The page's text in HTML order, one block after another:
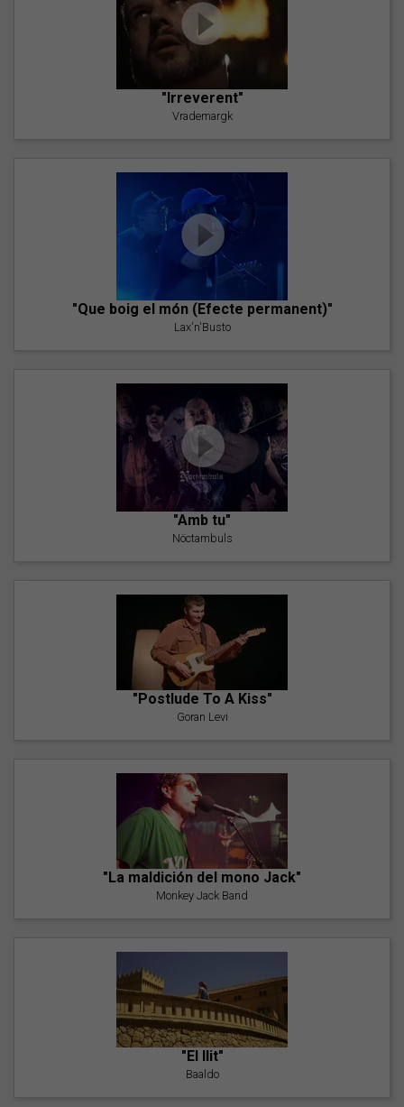
"Irreverent"
Vrademargk
"Que boig el món (Efecte permanent)"
Lax'n'Busto
"Amb tu"
Nöctambuls
"Postlude To A Kiss"
Goran Levi
"La maldición del mono Jack"
Monkey Jack Band
"El llit"
Baaldo